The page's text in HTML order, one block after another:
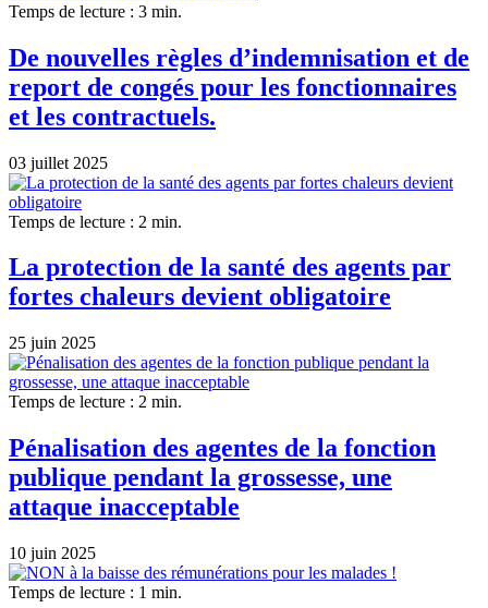
Temps de lecture : 3 min.
De nouvelles règles d’indemnisation et de
report de congés pour les fonctionnaires
et les contractuels.
03 juillet 2025
Temps de lecture : 2 min.
La protection de la santé des agents par
fortes chaleurs devient obligatoire
25 juin 2025
Temps de lecture : 2 min.
Pénalisation des agentes de la fonction
publique pendant la grossesse, une
attaque inacceptable
10 juin 2025
Temps de lecture : 1 min.